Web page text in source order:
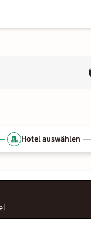
Hotel auswählen